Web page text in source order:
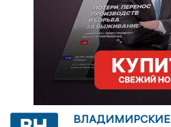
ВЛАДИМИРСКИЕ